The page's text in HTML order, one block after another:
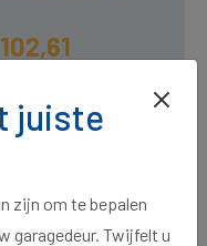
voorraad, voor 15:00
morgen in huis.
juiste
zijn om te bepalen
garagedeur. Twijfelt u